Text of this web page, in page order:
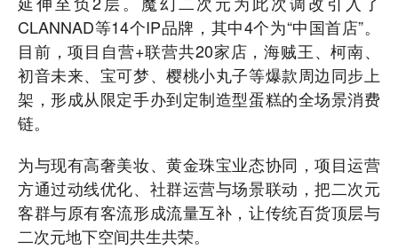
CLANNAD等14个IP品牌，其中4个为“中国首店”。
目前，项目自营+联营共20家店，海贼王、柯南、
初音未来、宝可梦、樱桃小丸子等爆款周边同步上
架，形成从限定手办到定制造型蛋糕的全场景消费
链。
为与现有高奢美妆、黄金珠宝业态协同，项目运营
方通过动线优化、社群运营与场景联动，把二次元
客群与原有客流形成流量互补，让传统百货顶层与
二次元地下空间共生共荣。